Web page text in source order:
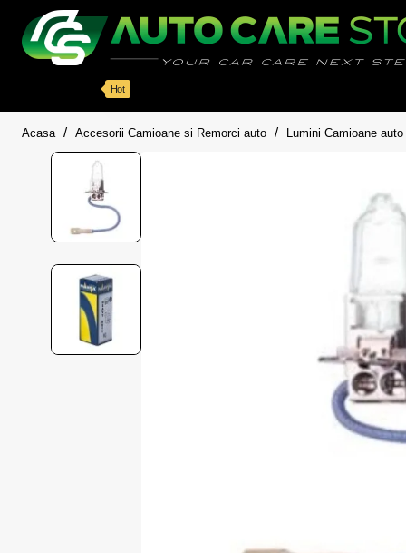
Hot
Acasa homeAccesorii Camioane si Remorci auto Lumini Camioane auto